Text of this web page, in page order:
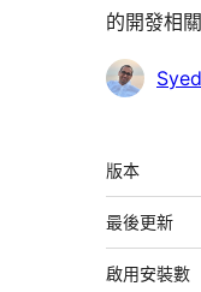
的開發相
參
中
繼
資
料
版本
最後更新
啟用安裝數